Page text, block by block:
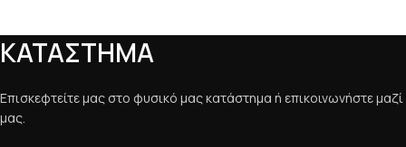
ΚΑΤΑΣΤΗΜΑ
Επισκεφτείτε μας στο φυσικό μας κατάστημα ή επικοινωνήστε μαζί
μας.